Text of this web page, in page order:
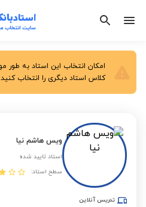
امکان انتخاب این استاد به طور
کلاس استاد دیگری را انتخاب کنید.
ویس هاشم نیا
استاد تایید شده
سطح استاد:
تدریس آنلاین